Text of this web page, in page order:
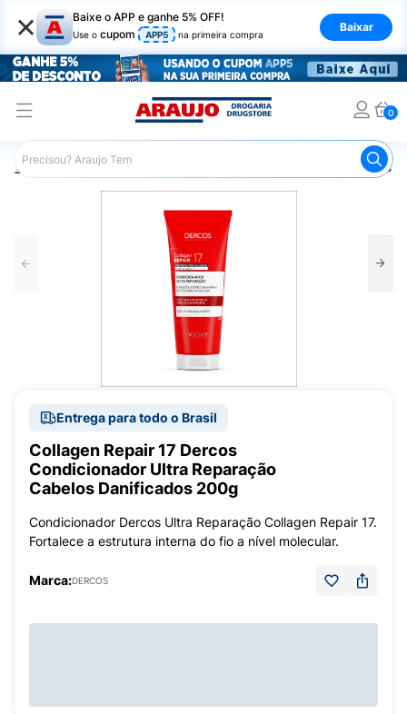
× Baixe o APP e ganhe 5% OFF!
Use o cupom APP5 na primeira compra
Baixar
0
Araujo Cabelo Cabelos Danificados
Entrega para todo o Brasil
Collagen Repair 17 Dercos
Condicionador Ultra Reparação
Cabelos Danificados 200g
Condicionador Dercos Ultra Reparação Collagen Repair 17.
Fortalece a estrutura interna do fio a nível molecular.
Marca:DERCOS